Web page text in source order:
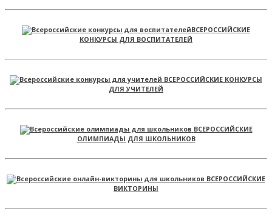
ВСЕРОССИЙСКИЕ
КОНКУРСЫ ДЛЯ ВОСПИТАТЕЛЕЙ
ВСЕРОССИЙСКИЕ КОНКУРСЫ
ДЛЯ УЧИТЕЛЕЙ
ВСЕРОССИЙСКИЕ
ОЛИМПИАДЫ ДЛЯ ШКОЛЬНИКОВ
ВСЕРОССИЙСКИЕ
ВИКТОРИНЫ